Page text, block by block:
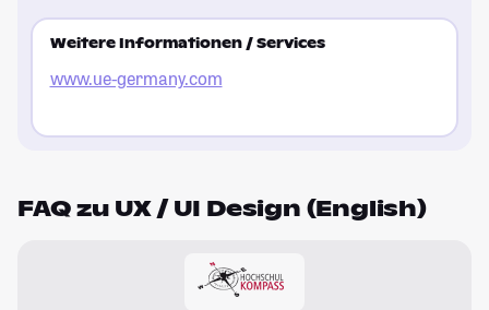
Weitere Informationen / Services
www.ue-germany.com
FAQ zu UX / UI Design (English)